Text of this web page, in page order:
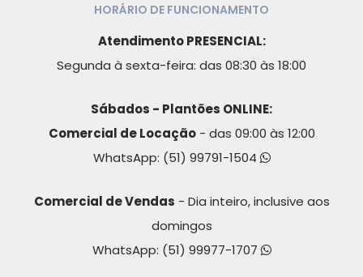
HORÁRIO DE FUNCIONAMENTO
Atendimento PRESENCIAL:
Segunda à sexta-feira: das 08:30 às 18:00
Sábados - Plantões ONLINE:
Comercial de Locação- das 09:00 às 12:00
WhatsApp: (51) 99791-1504
Comercial de Vendas - Dia inteiro, inclusive aos
domingos
WhatsApp: (51) 99977-1707